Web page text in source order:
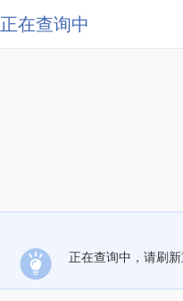
正在查询中
正在查询中，请刷